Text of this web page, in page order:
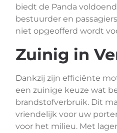
biedt de Panda
bestuurder en
niet opgeofferd wordt
Zuinig in
Dankzij zijn efficiënte
een zuinige keuze wat
brandstofverbruik. Dit
vriendelijk voor uw
voor het milieu. Met